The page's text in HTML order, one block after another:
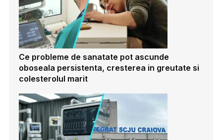
Ce probleme de sanatate pot ascunde
oboseala persistenta, cresterea in greutate si
colesterolul marit